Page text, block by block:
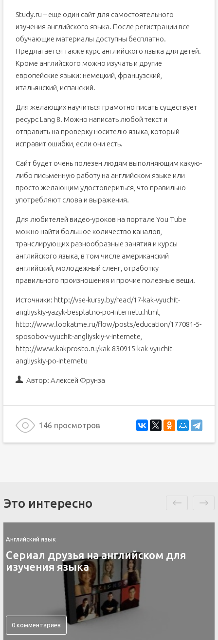
Study.ru – еще один сайт для самостоятельного
изучения английского языка. После регистрации все
обучающие материалы доступны бесплатно.
Предлагается также курс английского языка для детей.
Кроме английского можно изучать и другие
европейские языки: немецкий, французский,
итальянский, испанский.
Для желающих научиться грамотно писать существует
ресурс Lang 8. Можно написать любой текст и
отправить на проверку носителю языка, который
исправит ошибки, если они есть.
Сайт будет очень полезен людям выполняющим какую-
либо письменную работу на английском языке или
просто желающим удостовериться, что правильно
употребляют слова и выражения.
Для любителей видео-уроков на портале You Tube
можно найти большое количество каналов,
транслирующих разнообразные занятия и курсы
английского языка, в том числе американский
английский, молодежный сленг, отработку
правильного произношения и прочие полезные вещи.
Источники: http://vse-kursy.by/read/17-kak-vyuchit-
angliyskiy-yazyk-besplatno-po-internetu.html,
http://www.lookatme.ru/flow/posts/education/177081-5-
sposobov-vyuchit-angliyskiy-v-internete,
http://www.kakprosto.ru/kak-830915-kak-vyuchit-
angliyskiy-po-internetu
Автор: Алексей Фрунза
146 просмотров
Это интересно
Английский язык
Контакты скайп для изучения
английского языка
0 комментариев